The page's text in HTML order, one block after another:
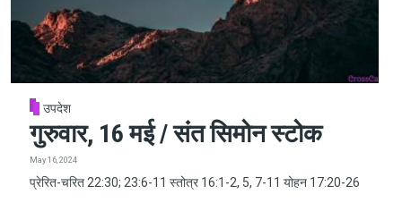
उपदेश
गुरुवार, 16 मई / संत सिमोन स्टोक
May 16, 2024
प्रेरित-चरित 22:30; 23:6-11 स्तोत्र 16:1-2, 5, 7-11 योहन 17:20-26